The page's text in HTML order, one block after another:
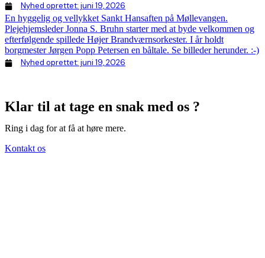
Nyhed oprettet: juni 19, 2026
En hyggelig og vellykket Sankt Hansaften på Møllevangen.
Plejehjemsleder Jonna S. Bruhn starter med at byde velkommen og
efterfølgende spillede Højer Brandværnsorkester. I år holdt
borgmester Jørgen Popp Petersen en båltale. Se billeder herunder. :-)
Nyhed oprettet: juni 19, 2026
Klar til at tage en snak med os ?
Ring i dag for at få at høre mere.
Kontakt os